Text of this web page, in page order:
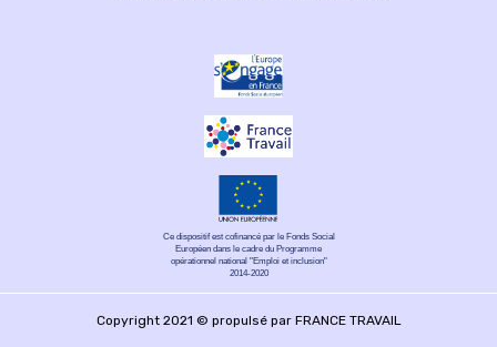
Ce dispositif est cofinancé par le Fonds Social
Européen dans le cadre du Programme
opérationnel national "Emploi et inclusion"
2014-2020
Copyright 2021 © propulsé par FRANCE TRAVAIL